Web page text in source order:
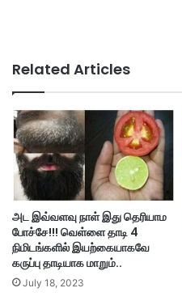
Related Articles
அட இவ்வளவு நாள் இது தெரியாம
போச்சே!!! வெள்ளை தாடி 4
நிமிடங்களில் இயற்கையாகவே
கருப்பு தாடியாக மாறும்..
July 18, 2023